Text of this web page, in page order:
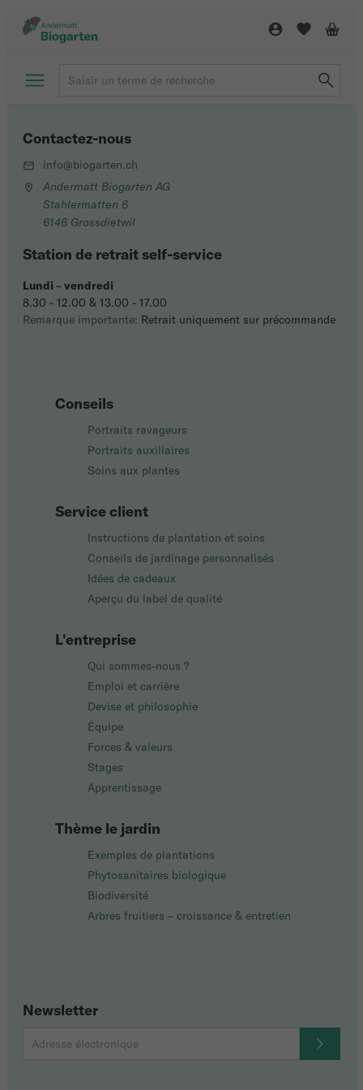
Conseils
Portraits ravageurs
Portraits auxiliaires
Soins aux plantes
Service client
Instructions de plantation et soins
Conseils de jardinage personnalisés
Idées de cadeaux
Aperçu du label de qualité
L'entreprise
Qui sommes-nous ?
Emploi et carrière
Devise et philosophie
Équipe
Forces & valeurs
Stages
Apprentissage
Thème le jardin
Exemples de plantations
Phytosanitaires biologique
Biodiversité
Arbres fruitiers – croissance & entretien
Newsletter
Contactez-nous
info@biogarten.ch
Andermatt Biogarten AG
Stahlermatten 6
6146 Grossdietwil
Station de retrait self-service
Lundi –vendredi
8.30 - 12.00 & 13.00 - 17.00
Remarque importante: Retrait uniquement sur précommande